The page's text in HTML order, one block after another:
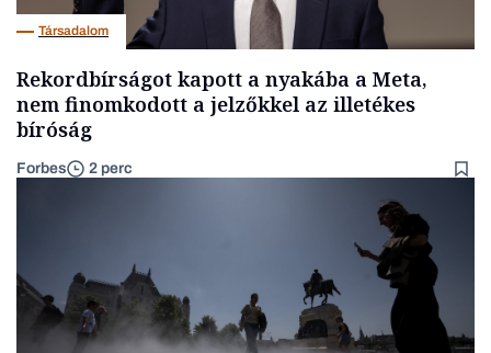
Társadalom
Rekordbírságot kapott a nyakába a Meta,
nem finomkodott a jelzőkkel az illetékes
bíróság
Forbes 2 perc